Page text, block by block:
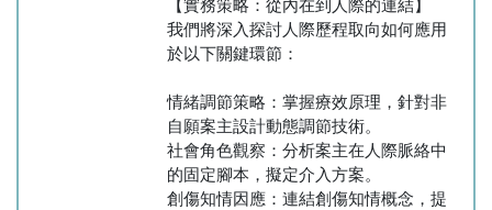
【實務策略：從內在到人際的連結】
我們將深入探討人際歷程取向如何應用
於以下關鍵環節：
情緒調節策略：掌握療效原理，針對非
自願案主設計動態調節技術。
社會角色觀察：分析案主在人際脈絡中
的固定腳本，擬定介入方案。
創傷知情因應：連結創傷知情概念，提